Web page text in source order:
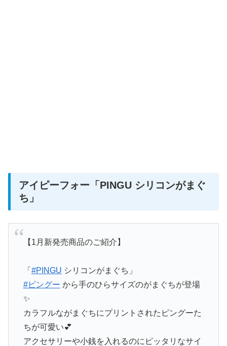
アイピーフォー「PINGU シリコンがまぐ
ち」
【1月新発売商品のご紹介】
「 #PINGU シリコンがまぐち」
#ピングー から手のひらサイズのがまぐちが登場
✨
カラフルながまぐちにプリントされたピングーた
ちが可愛い💕
アクセサリーや小銭を入れるのにピッタリなサイ